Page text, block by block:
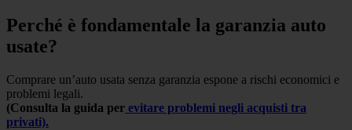
Perché è fondamentale la garanzia auto
usate?
Comprare un’auto usata senza garanzia espone a rischi economici e
problemi legali.
(Consulta la guida per evitare problemi negli acquisti tra
privati).